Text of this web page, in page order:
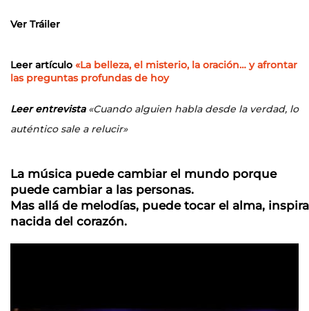
Ver Tráiler
Leer artículo «La belleza, el misterio, la oración… y afrontar
las preguntas profundas de hoy
Leer entrevista «Cuando alguien habla desde la verdad, lo
auténtico sale a relucir»
La música puede cambiar el mundo porque
puede cambiar a las personas.
Mas allá de melodías, puede tocar el alma,
nacida del corazón.